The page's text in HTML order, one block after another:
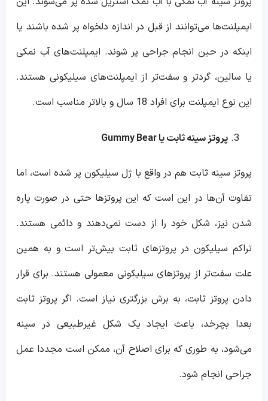
ایمپلنت‌ها می‌توانند از قبل در اندازه دلخواه پر شده باشند یا
اینکه در حین انجام جراحی پر شوند. ایمپلنت‌های آب نمکی
یا سالین، گردتر و سفت‌تر از ایمپلنت‌های سیلیکونی هستند.
این نوع ایمپلنت برای افراد 18 سال و بالاتر مناسب است.
پروتز سینه ثابت یاGummy Bear
پروتز سینه ثابت هم در واقع با ژل سیلیکون پر شده است، اما
تفاوت آن‌ها در این است که این پروتزها حتی در صورت پاره
شدن نیز، شکل خود را از دست نمی‌دهند و دائمی هستند.
تراکم سیلیکون در پروتزهای ثابت بیش‌تر است و به همین
علت سفت‌تر از پروتزهای سیلیکونی معمولی هستند. برای قرار
دادن پروتز ثابت، به برش بزرگتری نیاز است. اگر پروتز ثابت
بعدا بچرخد، باعث ایجاد یک شکل غیرطبیعی در سینه
می‌شود، به طوری که برای اصلاح آن، ممکن است مجددا عمل
جراحی انجام شود.